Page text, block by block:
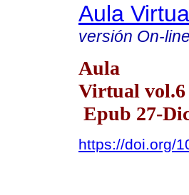
Aula
versión On-line
Aula
Virtual vol.6
Epub 27-
https://doi.org/